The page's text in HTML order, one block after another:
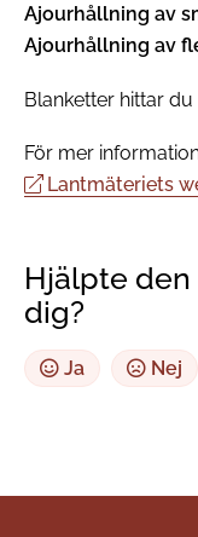
Ajourhållning av
Ajourhållning av
Blanketter hittar
För mer
Lantmäteriets
Hjälpte
dig?
Ja Nej